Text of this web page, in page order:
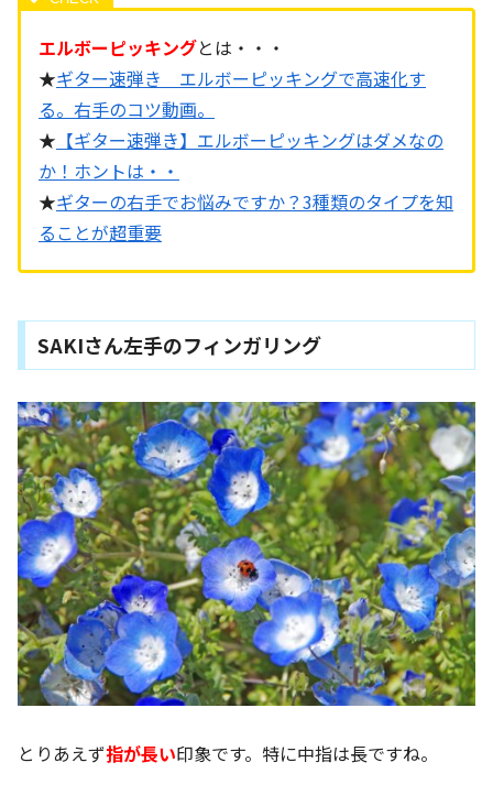
エルボーピッキングとは・・・
★ギター速弾き エルボーピッキングで高速化す
る。右手のコツ動画。
★ 【ギター速弾き】エルボーピッキングはダメなの
か！ホントは・・
★ギターの右手でお悩みですか？3種類のタイプを知
ることが超重要
SAKIさん左手のフィンガリング
とりあえず指が長い印象です。特に中指は長ですね。